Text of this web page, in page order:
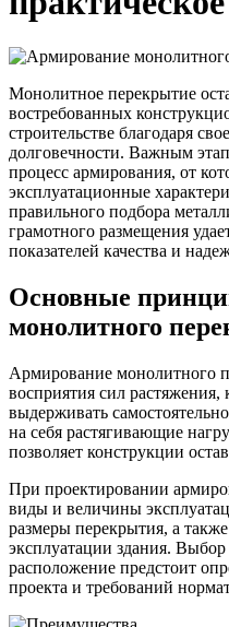
Трубы
AISI
Трубы
Трубы
бесшовные
Монолитное перекрытие
востребованных
строительстве благодаря
долговечности. Важным
процесс армирования, от
эксплуатационные
правильного подбора
грамотного размещения
показателей качества и
Основные
монолитного
Армирование монолитного
восприятия сил растяжения,
выдерживать
на себя растягивающие
позволяет конструкции
При проектировании
виды и величины
размеры перекрытия, а
эксплуатации здания.
расположение предстоит
проекта и требований